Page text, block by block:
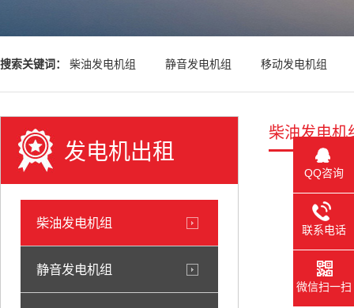
搜索关键词： 柴油发电机组 静音发电机组 移动发电机组
发电机出租
柴油发电机组
静音发电机组
柴油发电机
QQ咨询
联系电话
微信扫一扫